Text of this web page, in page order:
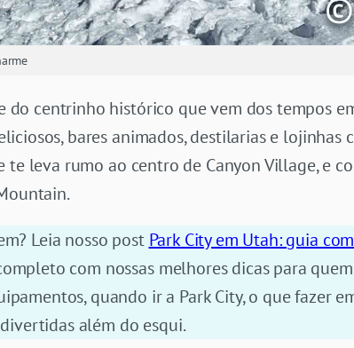
do centrinho histórico que vem dos tempos
bares animados, destilarias e lojinhas
leva rumo ao centro de Canyon Village, e
Leia nosso post Park City em Utah: guia
com nossas melhores dicas para
quando ir a Park City, o que fazer
além do esqui.